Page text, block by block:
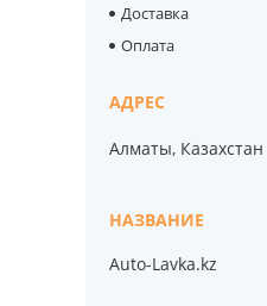
Доставка
Оплата
Алматы, Казахстан
Auto-Lavka.kz